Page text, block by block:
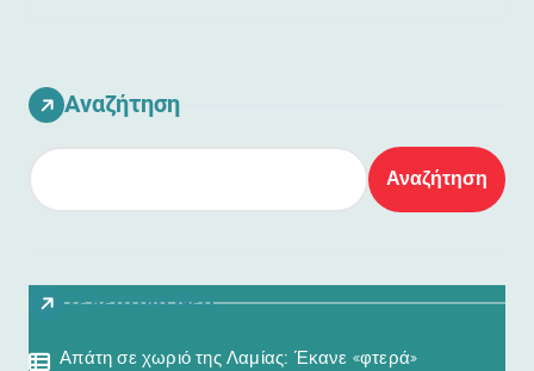
Αναζήτηση
Αναζήτηση
Τελευταία Νέα
Απάτη σε χωριό της Λαμίας: Έκανε «φτερά»